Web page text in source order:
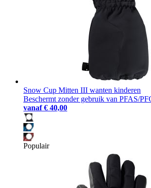
Snow Cup Mitten III wanten kinderen
Beschermt zonder gebruik van PFAS/
vanaf € 40,00
Populair